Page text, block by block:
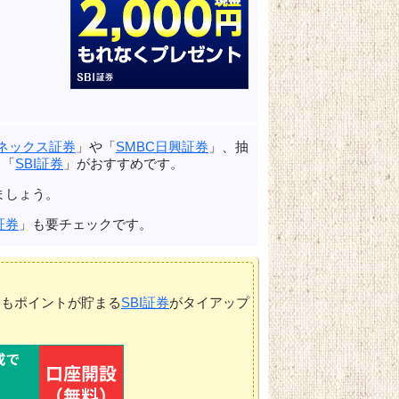
ックス証券 」や「SMBC日興証券 」、抽
SBI証券 」がおすすめです。
ょう。
券 」も要チェックです。
ポイントが貯まるSBI証券がタイアップ